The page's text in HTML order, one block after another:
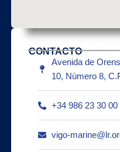
CONTACTO
Avenida de
10, Número 8,
+34 986 23 30 00
vigo-